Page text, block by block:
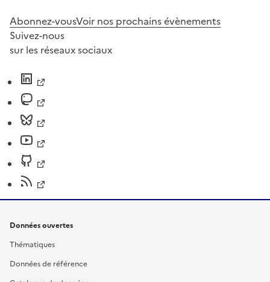
Abonnez-vousVoir nos prochains évènements
Suivez-nous
sur les réseaux sociaux
Données ouvertes
Thématiques
Données de référence